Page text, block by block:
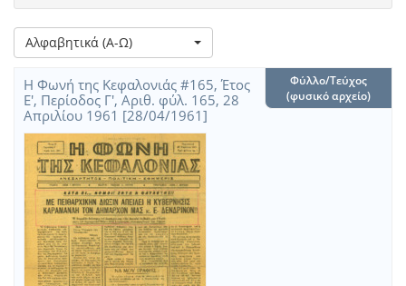
Διαθέσιμα
της
περιοδικής
έκδοσης
Η
Φωνή
της
Κεφαλονιάς
(2
αποτελέσματα)
Επιστροφή
Λίστα
μετα
αποτελέσματα
αναζήτησης:
Αλφαβητικά (Α-Ω)
Η Φωνή της Κεφαλονιάς #165, Έτος
Ε', Περίοδος Γ', Αριθ. φύλ. 165, 28
Απριλίου 1961 [28/04/1961]
Φύλλο/Τεύχος
(φυσικό αρχείο)